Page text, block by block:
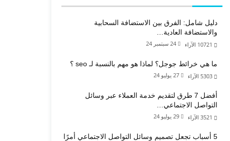
دليل شامل: الفرق بين الاستضافة السحابية
والاستضافة العادية…
24 سبتمبر 24 الآراء
ما هي خرائط جوجل؟ لماذا هو مهم بالنسبة لـ seo ؟
27 يوليو 24 الآراء
أفضل 7 طرق لتقديم خدمة العملاء عبر وسائل
التواصل الاجتماعي…
29 يوليو 24 الآراء
5 أسباب تجعل تصميم وسائل التواصل الاجتماعي أمرًا